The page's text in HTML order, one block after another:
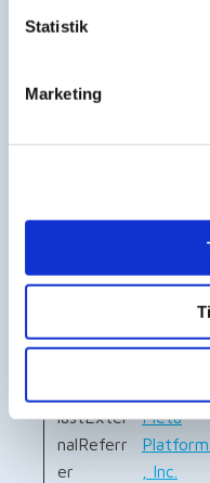
Statistik
Marketing
lastExter
nalReferr
er
Meta
, Inc.